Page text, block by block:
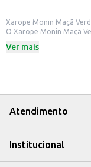
Xarope Monin Maçã
O Xarope Monin Maçã
Ideal para quem busca
o sabor.
Ideal para bares,
Com o Xarope Monin
Ver mais
Atendimento
Institucional